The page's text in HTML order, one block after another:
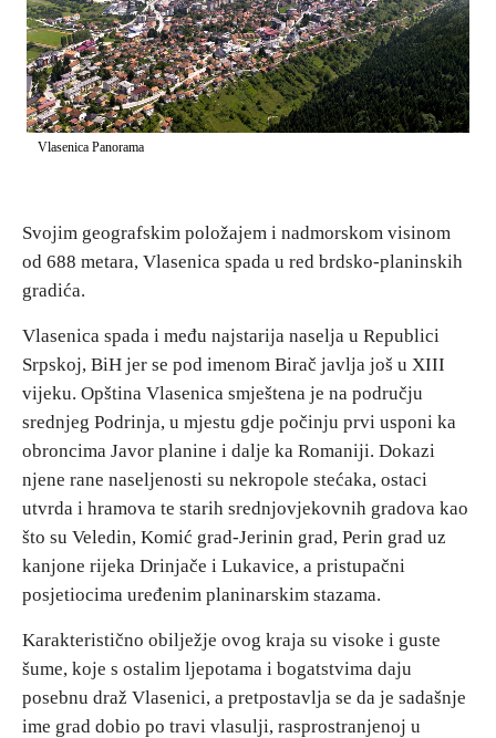
E-Brochure
Otkrij Srpsku
Vlasenica Panorama
Svojim geografskim položajem i nadmorskom visinom
od 688 metara, Vlasenica spada u red brdsko-planinskih
gradića.
Vlasenica spada i među najstarija naselja u Republici
Srpskoj, BiH jer se pod imenom Birač javlja još u XIII
vijeku. Opština Vlasenica smještena je na području
srednjeg Podrinja, u mjestu gdje počinju prvi usponi ka
obroncima Javor planine i dalje ka Romaniji. Dokazi
njene rane naseljenosti su nekropole stećaka, ostaci
utvrda i hramova te starih srednjovjekovnih gradova kao
što su Veledin, Komić grad-Jerinin grad, Perin grad uz
kanjone rijeka Drinjače i Lukavice, a pristupačni
posjetiocima uređenim planinarskim stazama.
Karakteristično obilježje ovog kraja su visoke i guste
šume, koje s ostalim ljepotama i bogatstvima daju
posebnu draž Vlasenici, a pretpostavlja se da je sadašnje
ime grad dobio po travi vlasulji, rasprostranjenoj u